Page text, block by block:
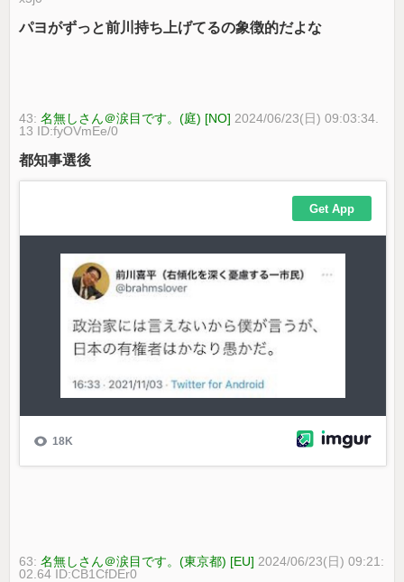
パヨがずっと前川持ち上げてるの象徴的だよな
43:名無しさん＠涙目です。(庭) [NO] 2024/06/23(日) 09:03:34.
13 ID:fyOVmEe/0
都知事選後
63:名無しさん＠涙目です。(東京都) [EU] 2024/06/23(日) 09:21:
02.64 ID:CB1CfDEr0